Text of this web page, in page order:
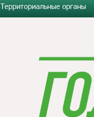
Территориальные органы